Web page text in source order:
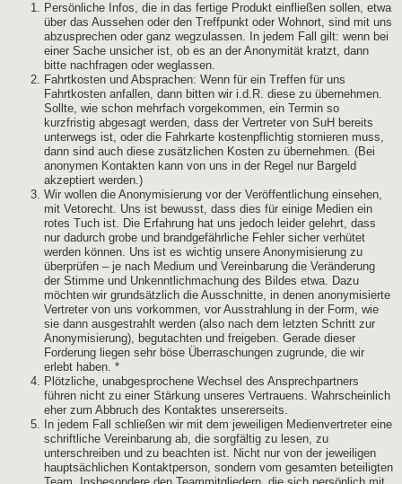
Persönliche Infos, die in das fertige Produkt einfließen sollen, etwa
über das Aussehen oder den Treffpunkt oder Wohnort, sind mit uns
abzusprechen oder ganz wegzulassen. In jedem Fall gilt: wenn bei
einer Sache unsicher ist, ob es an der Anonymität kratzt, dann
bitte nachfragen oder weglassen.
Fahrtkosten und Absprachen: Wenn für ein Treffen für uns
Fahrtkosten anfallen, dann bitten wir i.d.R. diese zu übernehmen.
Sollte, wie schon mehrfach vorgekommen, ein Termin so
kurzfristig abgesagt werden, dass der Vertreter von SuH bereits
unterwegs ist, oder die Fahrkarte kostenpflichtig stornieren muss,
dann sind auch diese zusätzlichen Kosten zu übernehmen. (Bei
anonymen Kontakten kann von uns in der Regel nur Bargeld
akzeptiert werden.)
Wir wollen die Anonymisierung vor der Veröffentlichung einsehen,
mit Vetorecht. Uns ist bewusst, dass dies für einige Medien ein
rotes Tuch ist. Die Erfahrung hat uns jedoch leider gelehrt, dass
nur dadurch grobe und brandgefährliche Fehler sicher verhütet
werden können. Uns ist es wichtig unsere Anonymisierung zu
überprüfen – je nach Medium und Vereinbarung die Veränderung
der Stimme und Unkenntlichmachung des Bildes etwa. Dazu
möchten wir grundsätzlich die Ausschnitte, in denen anonymisierte
Vertreter von uns vorkommen, vor Ausstrahlung in der Form, wie
sie dann ausgestrahlt werden (also nach dem letzten Schritt zur
Anonymisierung), begutachten und freigeben. Gerade dieser
Forderung liegen sehr böse Überraschungen zugrunde, die wir
erlebt haben. *
Plötzliche, unabgesprochene Wechsel des Ansprechpartners
führen nicht zu einer Stärkung unseres Vertrauens. Wahrscheinlich
eher zum Abbruch des Kontaktes unsererseits.
In jedem Fall schließen wir mit dem jeweiligen Medienvertreter eine
schriftliche Vereinbarung ab, die sorgfältig zu lesen, zu
unterschreiben und zu beachten ist. Nicht nur von der jeweiligen
hauptsächlichen Kontaktperson, sondern vom gesamten beteiligten